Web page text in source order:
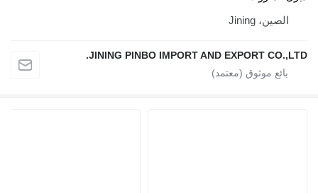
الصين، Jining
JINING PINBO IMPORT AND EXPORT CO.,LTD.